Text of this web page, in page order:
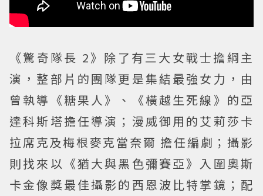
《驚奇隊長 2》除了有三大女戰士擔綱主
演，整部片的團隊更是集結最強女力，由
曾執導《糖果人》、《橫越生死線》的亞
達科斯塔擔任導演；漫威御用的艾莉莎卡
拉席克及梅根麥克當奈爾 擔任編劇；攝影
則找來以《猶大與黑色彌賽亞》入圍奧斯
卡金像獎最佳攝影的西恩波比特掌鏡；配